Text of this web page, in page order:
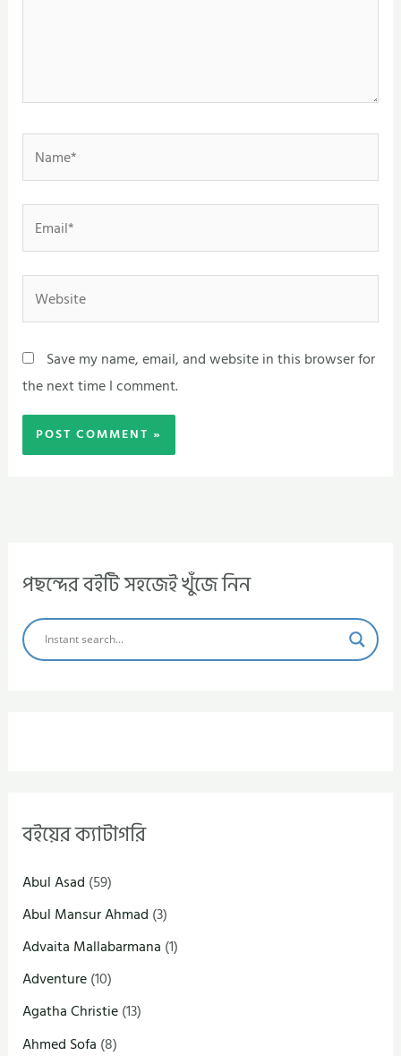
Name*
Email*
Website
Save my name, email, and website in this browser for
the next time I comment.
পছন্দের বইটি সহজেই খুঁজে নিন
বইয়ের ক্যাটাগরি
Abul Asad (59)
Abul Mansur Ahmad (3)
Advaita Mallabarmana (1)
Adventure(10)
Agatha Christie(13)
Ahmed Sofa (8)